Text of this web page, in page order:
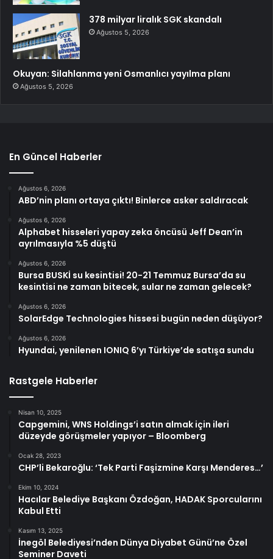
378 milyar liralık SGK skandalı
Ağustos 5, 2026
Okuyan: Silahlanma yeni Osmanlıcı yayılma planı
Ağustos 5, 2026
En Güncel Haberler
Ağustos 6, 2026
ABD’nin planı ortaya çıktı! Binlerce asker saldıracak
Ağustos 6, 2026
Alphabet hisseleri yapay zeka öncüsü Jeff Dean’in
ayrılmasıyla %5 düştü
Ağustos 6, 2026
Bursa BUSKİ su kesintisi! 20-21 Temmuz Bursa’da su
kesintisi ne zaman bitecek, sular ne zaman gelecek?
Ağustos 6, 2026
SolarEdge Technologies hissesi bugün neden düşüyor?
Ağustos 6, 2026
Hyundai, yenilenen IONIQ 6’yı Türkiye’de satışa sundu
Rastgele Haberler
Nisan 10, 2025
Capgemini, WNS Holdings’i satın almak için ileri
düzeyde görüşmeler yapıyor – Bloomberg
Ocak 28, 2023
CHP’li Bekaroğlu: ‘Tek Parti Faşizmine Karşı Menderes…’
Ekim 10, 2024
Hacılar Belediye Başkanı Özdoğan, HADAK Sporcularını
Kabul Etti
Kasım 13, 2025
İnegöl Belediyesi’nden Dünya Diyabet Günü’ne Özel
Seminer Daveti